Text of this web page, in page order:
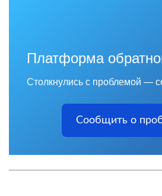
Платформа
Столкнулись с проблемой —
Сообщить о